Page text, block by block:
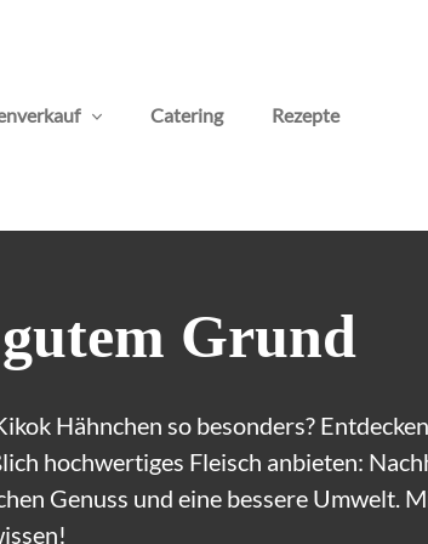
Catering Rezepte
Grund
Hähnchen so besonders?
hochwertiges Fleisch anbieten:
Genuss und eine bessere Umwelt.